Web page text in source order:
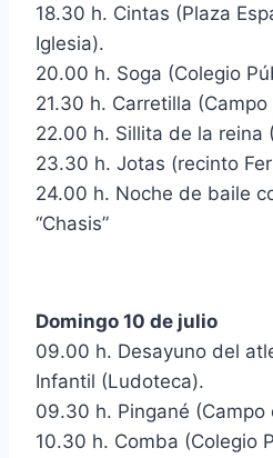
18.30 h. Cintas (Plaza
Iglesia).
20.00 h. Soga (Colegio
21.30 h. Carretilla
22.00 h. Sillita de la reina
23.30 h. Jotas (recinto
24.00 h. Noche de baile
“Chasis”
Domingo 10 de julio
09.00 h. Desayuno del
Infantil (Ludoteca).
09.30 h. Pingané (Campo
10.30 h. Comba (Colegio